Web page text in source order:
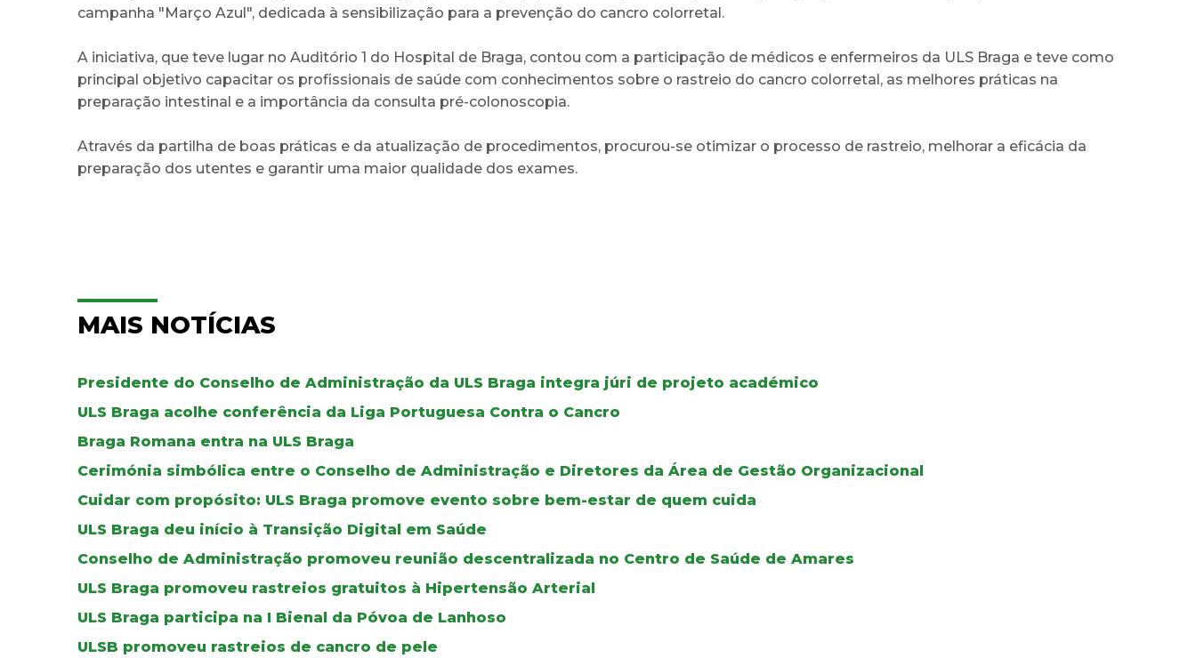
campanha "Março Azul", dedicada à sensibilização para a prevenção do cancro colorretal.
A iniciativa, que teve lugar no Auditório 1 do Hospital de Braga, contou com a participação de médicos e enfermeiros da ULS Braga e teve como
principal objetivo capacitar os profissionais de saúde com conhecimentos sobre o rastreio do cancro colorretal, as melhores práticas na
preparação intestinal e a importância da consulta pré-colonoscopia.
Através da partilha de boas práticas e da atualização de procedimentos, procurou-se otimizar o processo de rastreio, melhorar a eficácia da
preparação dos utentes e garantir uma maior qualidade dos exames.
MAIS NOTÍCIAS
Presidente do Conselho de Administração da ULS Braga integra júri de projeto académico
ULS Braga acolhe conferência da Liga Portuguesa Contra o Cancro
Braga Romana entra na ULS Braga
Cerimónia simbólica entre o Conselho de Administração e Diretores da Área de Gestão Organizacional
Cuidar com propósito: ULS Braga promove evento sobre bem-estar de quem cuida
ULS Braga deu início à Transição Digital em Saúde
Conselho de Administração promoveu reunião descentralizada no Centro de Saúde de Amares
ULS Braga promoveu rastreios gratuitos à Hipertensão Arterial
ULS Braga participa na I Bienal da Póvoa de Lanhoso
ULSB promoveu rastreios de cancro de pele